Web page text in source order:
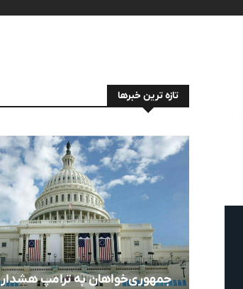
تازه ترین خبرها
جمهوری‌خواهان به ترامپ هشدار